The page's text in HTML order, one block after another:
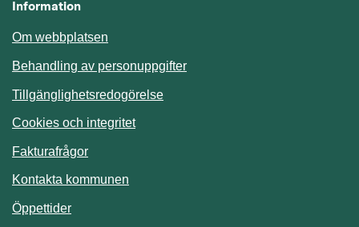
Information
Om webbplatsen
Behandling av personuppgifter
Tillgänglighetsredogörelse
Cookies och integritet
Fakturafrågor
Kontakta kommunen
Öppettider